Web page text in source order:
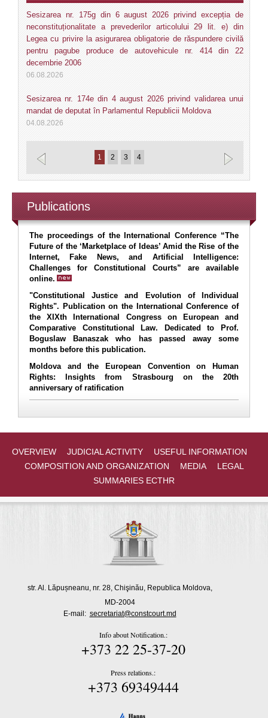
Sesizarea nr. 175g din 6 august 2026 privind excepția de
neconstituționalitate a prevederilor articolului 29 lit. e) din
Legea cu privire la asigurarea obligatorie de răspundere civilă
pentru pagube produce de autovehicule nr. 414 din 22
decembrie 2006
06.08.2026
Sesizarea nr. 174e din 4 august 2026 privind validarea unui
mandat de deputat în Parlamentul Republicii Moldova
04.08.2026
neconstituționalitate a unor prevederi din articolul 11 alin. (2) și
evaluarea externă a judecătorilor și procurorilor nr. 252 din 17
august 2023
04.08.2026
Sesizarea nr. 172g din 4 august 2026 privind excepţia de
neconstituţionalitate a prevederilor articolului 344 alin. (1) lit. c)
din Codul contravențional
04.08.2026
Sesizarea nr. 171g din 3 august 2026 privind excepția de
neconstituționalitate a prevederilor articolului 21 alin. (3) din
Legea cu privire la statutul militarilor nr. 162 din 22 iulie 2005
03.08.2026
Sesizarea nr. 170g din 31 iulie 2026 privind excepția de
neconstituționalitate a prevederilor articolului 6 alin. (1), (2),
(5), (6) din Legea privind aplicarea măsurilor restrictive
internaționale nr. 25 din 4 martie 2016
31.07.2026
neconstituționalitate a prevederilor articolului 122 alin. (2), (10)
din Legea exproprierii pentru cauză de utilitate publică nr. 488
31.07.2026
Sesizarea nr. 166g din 30 iulie 2026 privind excepția de
neconstituționalitate a prevederilor articolului 24 alin. (1) lit. d)
din Legea privind apărarea împotriva incendiilor nr. 267 din 9
1 2 3 4
Publications
The proceedings of the International Conference “The
Future of the ‘Marketplace of Ideas’ Amid the Rise of the
Internet, Fake News, and Artificial Intelligence:
Challenges for Constitutional Courts” are available
online.
"Constitutional Justice and Evolution of Individual
Rights". Publication on the International Conference of
the XIXth International Congress on European and
Comparative Constitutional Law. Dedicated to Prof.
Boguslaw Banaszak who has passed away some
months before this publication.
Moldova and the European Convention on Human
Rights: Insights from Strasbourg on the 20th
anniversary of ratification
OVERVIEW JUDICIAL ACTIVITY
USEFUL INFORMATION
COMPOSITION AND ORGANIZATION
MEDIA
LEGAL
SUMMARIES ECTHR
str. Al. Lăpușneanu, nr. 28, Chişinău, Republica Moldova,
MD-2004
E-mail: secretariat@constcourt.md
Info about Notification.:
+373 22 25-37-20
Press relations.:
+373 69349444